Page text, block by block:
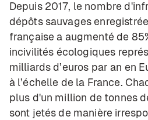
Depuis 2017, le nombre
dépôts sauvages
française a augmenté de
incivilités écologiques
milliards d’euros par an en
à l’échelle de la France.
plus d'un million de tonnes
sont jetés de manière